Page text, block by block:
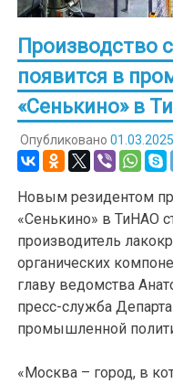
Производство
появится в
«Сенькино» в
Опубликовано 01.03.2025
Новым резидентом
«Сенькино» в ТиНАО
производитель
органических
главу ведомства
пресс-служба
промышленной
«Москва – город, в